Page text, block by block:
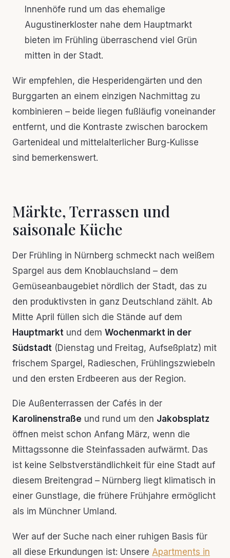
Innenhöfe rund um das ehemalige
Augustinerkloster nahe dem Hauptmarkt
bieten im Frühling überraschend viel Grün
mitten in der Stadt.
Wir empfehlen, die Hesperidengärten und den
Burggarten an einem einzigen Nachmittag zu
kombinieren – beide liegen fußläufig voneinander
entfernt, und die Kontraste zwischen barockem
Gartenideal und mittelalterlicher Burg-Kulisse
sind bemerkenswert.
Märkte, Terrassen und
saisonale Küche
Der Frühling in Nürnberg schmeckt nach weißem
Spargel aus dem Knoblauchsland – dem
Gemüseanbaugebiet nördlich der Stadt, das zu
den produktivsten in ganz Deutschland zählt. Ab
Mitte April füllen sich die Stände auf dem
Hauptmarkt und dem Wochenmarkt in der
Südstadt (Dienstag und Freitag, Aufseßplatz) mit
frischem Spargel, Radieschen, Frühlingszwiebeln
und den ersten Erdbeeren aus der Region.
Die Außenterrassen der Cafés in der
Karolinenstraße und rund um den Jakobsplatz
öffnen meist schon Anfang März, wenn die
Mittagssonne die Steinfassaden aufwärmt. Das
ist keine Selbstverständlichkeit für eine Stadt auf
diesem Breitengrad – Nürnberg liegt klimatisch in
einer Gunstlage, die frühere Frühjahre ermöglicht
als im Münchner Umland.
Wer auf der Suche nach einer ruhigen Basis für
all diese Erkundungen ist: Unsere Apartments in